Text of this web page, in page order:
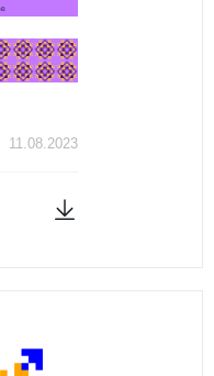
11.08.2023